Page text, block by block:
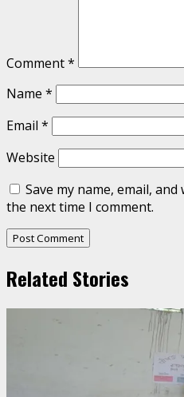
Comment*
Name *
Email *
Website
Save my name, email,
the next time I comment.
Related Stories